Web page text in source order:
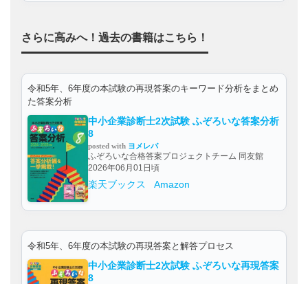
さらに高みへ！過去の書籍はこちら！
令和5年、6年度の本試験の再現答案のキーワード分析をまとめ
た答案分析
中小企業診断士2次試験 ふぞろいな答案分析
8
posted with ヨメレバ
ふぞろいな合格答案プロジェクトチーム 同友館
2026年06月01日頃
楽天ブックス Amazon
令和5年、6年度の本試験の再現答案と解答プロセス
中小企業診断士2次試験 ふぞろいな再現答案
8